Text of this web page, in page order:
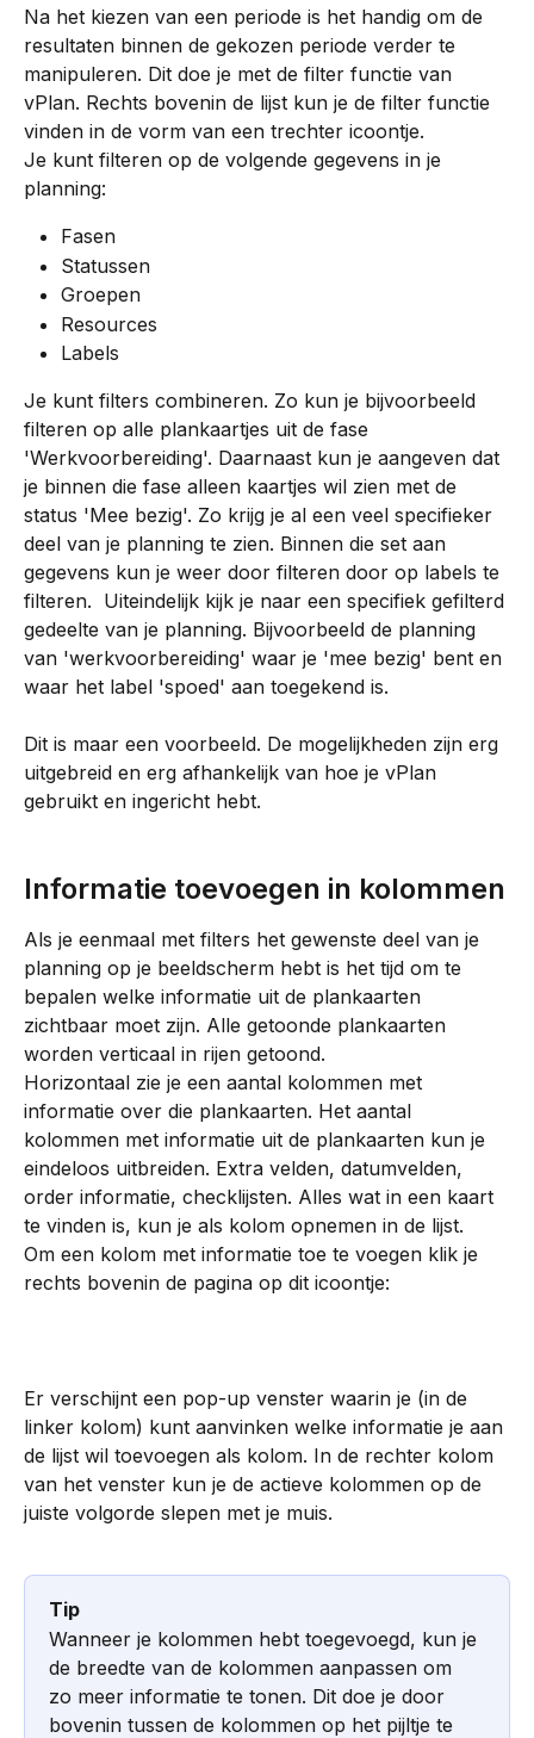
Na het kiezen van een periode is het handig om de
resultaten binnen de gekozen periode verder te
manipuleren. Dit doe je met de filter functie van
vPlan. Rechts bovenin de lijst kun je de filter functie
vinden in de vorm van een trechter icoontje.
Je kunt filteren op de volgende gegevens in je
planning:
Fasen
Statussen
Groepen
Resources
Labels
Je kunt filters combineren. Zo kun je bijvoorbeeld
filteren op alle plankaartjes uit de fase
'Werkvoorbereiding'. Daarnaast kun je aangeven dat
je binnen die fase alleen kaartjes wil zien met de
status 'Mee bezig'. Zo krijg je al een veel specifieker
deel van je planning te zien. Binnen die set aan
gegevens kun je weer door filteren door op labels te
filteren.  Uiteindelijk kijk je naar een specifiek gefilterd
gedeelte van je planning. Bijvoorbeeld de planning
van 'werkvoorbereiding' waar je 'mee bezig' bent en
waar het label 'spoed' aan toegekend is.
Dit is maar een voorbeeld. De mogelijkheden zijn erg
uitgebreid en erg afhankelijk van hoe je vPlan
gebruikt en ingericht hebt.
Informatie toevoegen in kolommen
Als je eenmaal met filters het gewenste deel van je
planning op je beeldscherm hebt is het tijd om te
bepalen welke informatie uit de plankaarten
zichtbaar moet zijn. Alle getoonde plankaarten
worden verticaal in rijen getoond.
Horizontaal zie je een aantal kolommen met
informatie over die plankaarten. Het aantal
kolommen met informatie uit de plankaarten kun je
eindeloos uitbreiden. Extra velden, datumvelden,
order informatie, checklijsten. Alles wat in een kaart
te vinden is, kun je als kolom opnemen in de lijst.
Om een kolom met informatie toe te voegen klik je
rechts bovenin de pagina op dit icoontje:
Er verschijnt een pop-up venster waarin je (in de
linker kolom) kunt aanvinken welke informatie je aan
de lijst wil toevoegen als kolom. In de rechter kolom
van het venster kun je de actieve kolommen op de
juiste volgorde slepen met je muis.
Tip
Wanneer je kolommen hebt toegevoegd, kun je
de breedte van de kolommen aanpassen om
zo meer informatie te tonen. Dit doe je door
bovenin tussen de kolommen op het pijltje te